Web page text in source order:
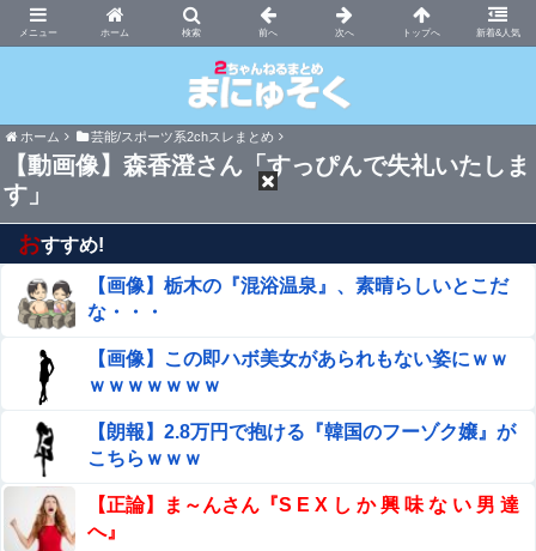
ホーム 新着&人気
まにゅそく 2chまとめニュース速報VIP
ホーム 芸能/スポーツ系2chスレまとめ
【動画像】森香澄さん「すっぴんで失礼いたしま
す」
おすすめ!
【画像】栃木の『混浴温泉』、素晴らしいとこだ
な・・・
【画像】この即ハボ美女があられもない姿にｗｗ
ｗｗｗｗｗｗｗ
【朗報】2.8万円で抱ける『韓国のフーゾク嬢』が
こちらｗｗｗ
【正論】ま～んさん『S E X し か 興 味 な い 男 達
へ』